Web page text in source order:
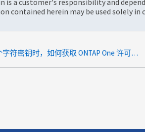
herein may be used solely
当系统有 28 个字符密钥时，如何获取 ONTAP One 许可证？